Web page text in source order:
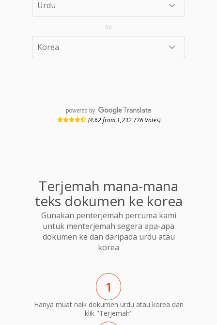
powered by
(4.62 from 1,232,776 Votes)
Terjemah mana-mana
teks dokumen ke korea
Gunakan penterjemah percuma kami
untuk menterjemah segera apa-apa
dokumen ke dan daripada urdu atau
korea
1
Hanya muat naik dokumen urdu atau korea dan
klik "Terjemah"